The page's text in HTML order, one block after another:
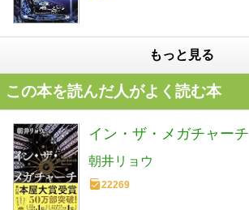
もっと見る
この本を読んだ人がよく読む本
イン・ザ・メガチャーチ
朝井リョウ
22269